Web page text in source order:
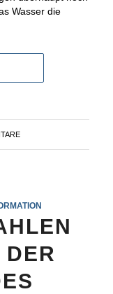
Wasser die
DER